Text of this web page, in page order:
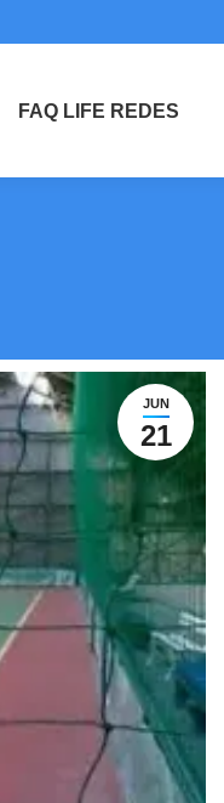
FAQ LIFE REDES
JUN
21